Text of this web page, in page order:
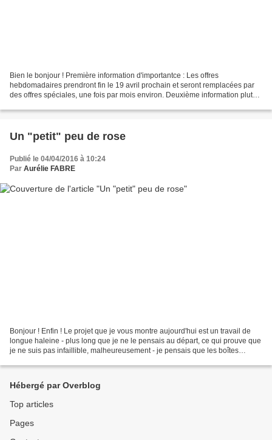
Bien le bonjour ! Première information d'importantce : Les offres
hebdomadaires prendront fin le 19 avril prochain et seront remplacées par
des offres spéciales, une fois par mois environ. Deuxième information plutôt
Un "petit" peu de rose
Publié le 04/04/2016 à 10:24
Par Aurélie FABRE
Bonjour ! Enfin ! Le projet que je vous montre aujourd'hui est un travail de
longue haleine - plus long que je ne le pensais au départ, ce qui prouve que
je ne suis pas infaillible, malheureusement - je pensais que les boîtes
Hébergé par Overblog
Top articles
Pages